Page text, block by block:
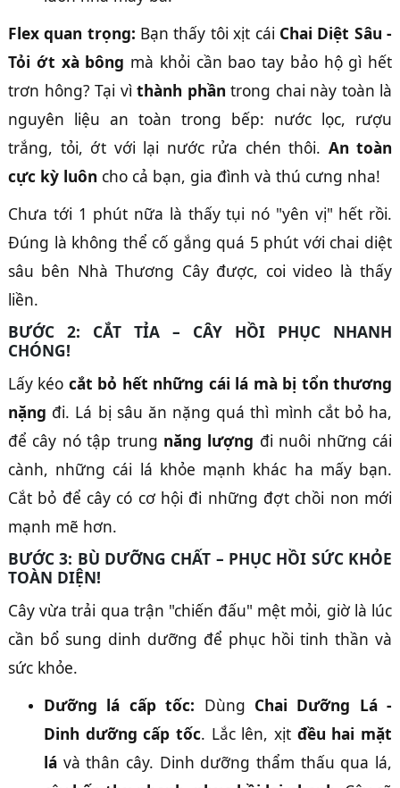
Flex quan trọng: Bạn thấy tôi xịt cái Chai Diệt Sâu -
Tỏi ớt xà bông mà khỏi cần bao tay bảo hộ gì hết
trơn hông? Tại vì thành phần trong chai này toàn là
nguyên liệu an toàn trong bếp: nước lọc, rượu
trắng, tỏi, ớt với lại nước rửa chén thôi. An toàn
cực kỳ luôn cho cả bạn, gia đình và thú cưng nha!
Chưa tới 1 phút nữa là thấy tụi nó "yên vị" hết rồi.
Đúng là không thể cố gắng quá 5 phút với chai diệt
sâu bên Nhà Thương Cây được, coi video là thấy
liền.
BƯỚC 2: CẮT TỈA – CÂY HỒI PHỤC NHANH
CHÓNG!
Lấy kéo cắt bỏ hết những cái lá mà bị tổn thương
nặng đi. Lá bị sâu ăn nặng quá thì mình cắt bỏ ha,
để cây nó tập trung năng lượng đi nuôi những cái
cành, những cái lá khỏe mạnh khác ha mấy bạn.
Cắt bỏ để cây có cơ hội đi những đợt chồi non mới
mạnh mẽ hơn.
BƯỚC 3: BÙ DƯỠNG CHẤT – PHỤC HỒI SỨC KHỎE
TOÀN DIỆN!
Cây vừa trải qua trận "chiến đấu" mệt mỏi, giờ là lúc
cần bổ sung dinh dưỡng để phục hồi tinh thần và
sức khỏe.
Dưỡng lá cấp tốc: Dùng Chai Dưỡng Lá -
Dinh dưỡng cấp tốc. Lắc lên, xịt đều hai mặt
lá và thân cây. Dinh dưỡng thẩm thấu qua lá,